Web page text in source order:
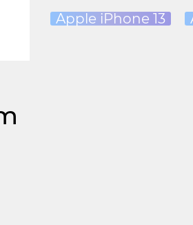
Apple iPhone 13